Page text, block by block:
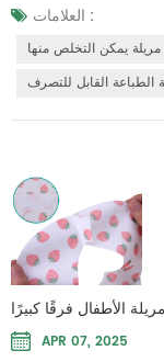
وصحيًا وعمليًا لمنع البقع
سواء كنت في مطعم أو في
العلامات :
مريلة يمكن التخلص منها
الطباعة القابل للتصرف
الأطفال فرقًا كبيرًا
APR 07, 2025